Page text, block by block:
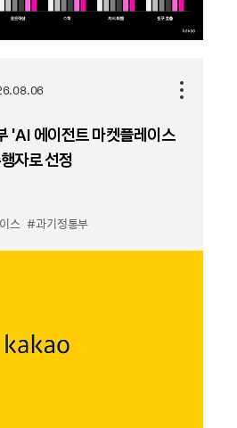
‘AI 에이전트 마켓플레이스
자로 선정
스 #과기정통부